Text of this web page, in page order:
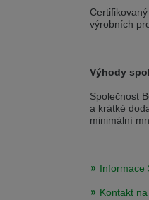
výrobních
Výhody
Společnost
a krátké
minimální
Informace
Kontakt